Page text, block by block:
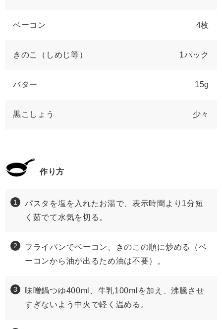
ベーコン 4枚
きのこ（しめじ等） 1パック
バター 15g
黒こしょう 少々
作り方
パスタを塩を入れたお湯で、表示時間より1分短
く茹でて水気を切る。
フライパンでベーコン、きのこの順に炒める（ベ
ーコンから油が出るため油は不要）。
味噌鍋つゆ400ml、牛乳100mlを加え、沸騰させ
すぎないよう中火で軽く温める。